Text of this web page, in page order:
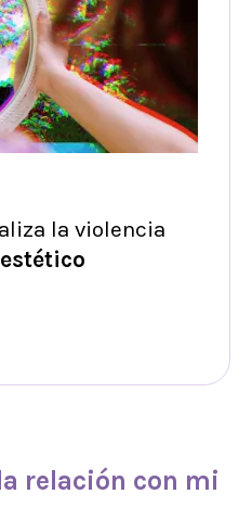
la violencia
relación con mi